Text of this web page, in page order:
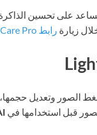
على تحسين
زيارة رابط Advanced SystemCare Pro
الصور وتعديل حجمها،
قبل استخدامها في